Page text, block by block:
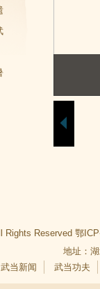
Rights Reserved 鄂
地址：
武当新闻 武当功夫